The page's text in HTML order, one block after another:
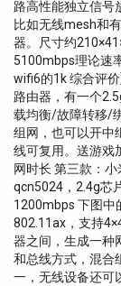
路高性能独立信号
比如无线mesh和
器。尺寸约
5100mbps理论速
wifi6的1k 综合评
路由器，有一个
载均衡/故障转移/
组网，也可以开中
线可复用。送游戏
网时长 第三款：
qcn5024，2.4g芯
1200mbps 下图中
802.11ax，支持
器之间，生成一种
和总线方式，混合
一，无线设备还可